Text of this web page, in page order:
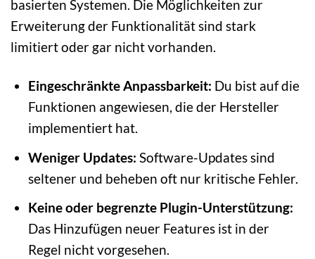
basierten Systemen. Die Möglichkeiten zur
Erweiterung der Funktionalität sind stark
limitiert oder gar nicht vorhanden.
Eingeschränkte Anpassbarkeit: Du bist auf die
Funktionen angewiesen, die der Hersteller
implementiert hat.
Weniger Updates: Software-Updates sind
seltener und beheben oft nur kritische Fehler.
Keine oder begrenzte Plugin-Unterstützung:
Das Hinzufügen neuer Features ist in der
Regel nicht vorgesehen.